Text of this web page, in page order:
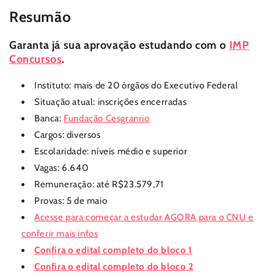
Resumão
Garanta já sua aprovação estudando com o IMP
Concursos.
Instituto: mais de 20 órgãos do Executivo Federal
Situação atual: inscrições encerradas
Banca: Fundação Cesgranrio
Cargos: diversos
Escolaridade: níveis médio e superior
Vagas: 6.640
Remuneração: até R$23.579,71
Provas: 5 de maio
Acesse para começar a estudar AGORA para o CNU e
conferir mais infos
Confira o edital completo do bloco 1
Confira o edital completo do bloco 2